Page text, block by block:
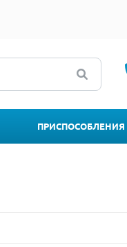
ПРИСПОСОБЛЕНИЯ